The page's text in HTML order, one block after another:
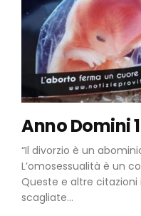
Anno Domini
“Il divorzio è un
L’omosessualità è un
Queste e altre
scagliate...